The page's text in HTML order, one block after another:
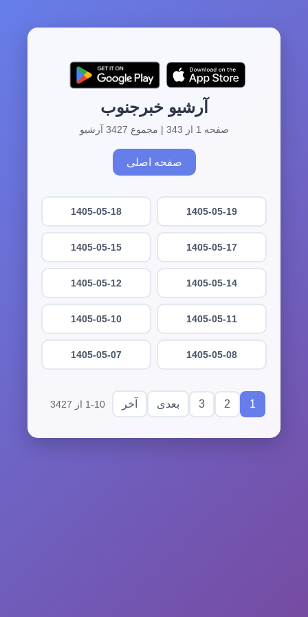
آرشیو خبرجنوب
صفحه 1 از 343 | مجموع 3427 آرشیو
صفحه اصلی
1405-05-19
1405-05-18
1405-05-17
1405-05-15
1405-05-14
1405-05-12
1405-05-11
1405-05-10
1405-05-08
1405-05-07
1
2
3 بعدی آخر 1-10 از 3427